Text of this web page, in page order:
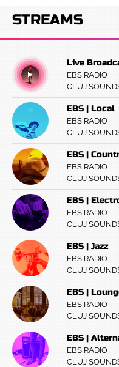
STREAMS
Live
EBS RADIO
CLUJ
EBS | Local
EBS RADIO
CLUJ
EBS |
EBS RADIO
CLUJ
EBS |
EBS RADIO
CLUJ
EBS | Jazz
EBS RADIO
CLUJ
EBS |
EBS RADIO
CLUJ
EBS |
EBS RADIO
CLUJ